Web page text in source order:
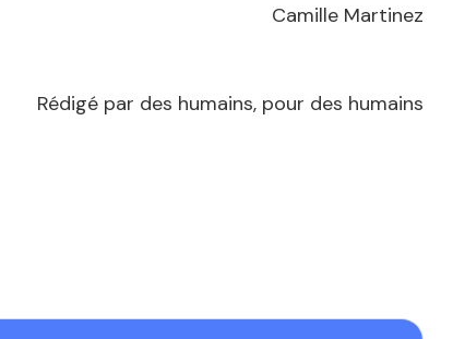
Camille Martinez
Rédigé par des humains, pour des humains